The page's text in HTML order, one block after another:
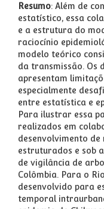
Resumo: Além de
estatístico, essa
e a estrutura do
raciocínio
modelo teórico
da transmissão. Os
apresentam
especialmente
entre estatística e
Para ilustrar essa
realizados em
desenvolvimento
estruturados e sob
de vigilância de
Colômbia. Para o
desenvolvido para
temporal